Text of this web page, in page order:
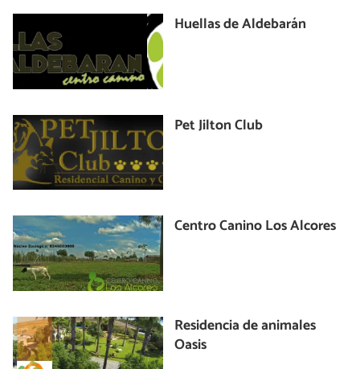
Huellas de Aldebarán
Pet Jilton Club
Centro Canino Los Alcores
Residencia de animales
Oasis